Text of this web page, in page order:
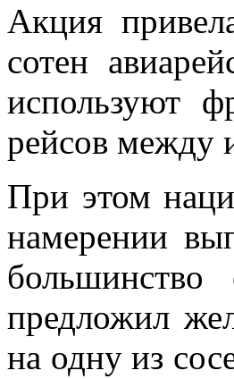
Акция
сотен
используют
рейсов между
При этом
намерении
большинство
предложил
на одну из